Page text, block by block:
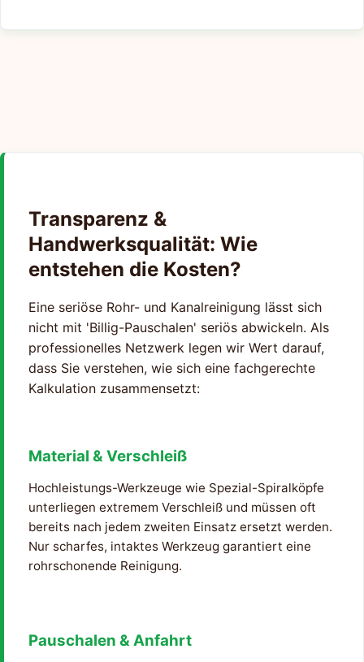
Transparenz &
Handwerksqualität: Wie
entstehen die Kosten?
Eine seriöse Rohr- und Kanalreinigung lässt sich
nicht mit 'Billig-Pauschalen' seriös abwickeln. Als
professionelles Netzwerk legen wir Wert darauf,
dass Sie verstehen, wie sich eine fachgerechte
Kalkulation zusammensetzt:
Material & Verschleiß
Hochleistungs-Werkzeuge wie Spezial-Spiralköpfe
unterliegen extremem Verschleiß und müssen oft
bereits nach jedem zweiten Einsatz ersetzt werden.
Nur scharfes, intaktes Werkzeug garantiert eine
rohrschonende Reinigung.
Pauschalen & Anfahrt